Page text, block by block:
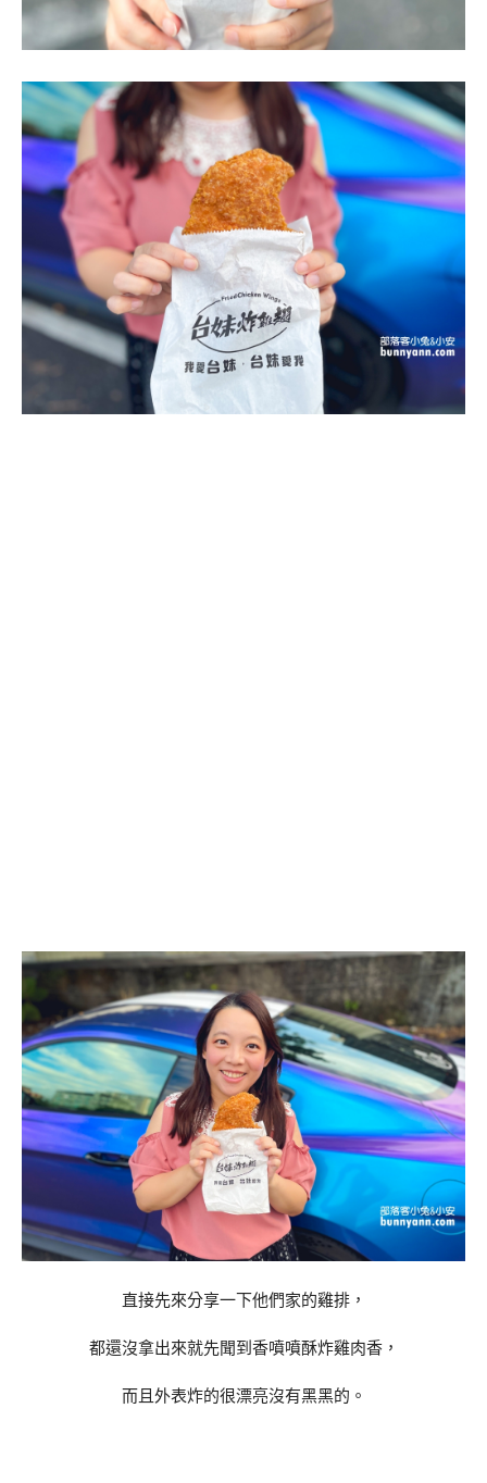
直接先來分享一下他們家的雞排，
都還沒拿出來就先聞到香噴噴酥炸雞肉香，
而且外表炸的很漂亮沒有黑黑的。